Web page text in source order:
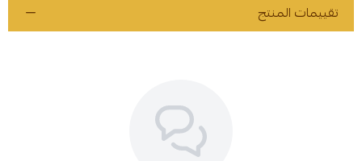
تقييمات المنتج